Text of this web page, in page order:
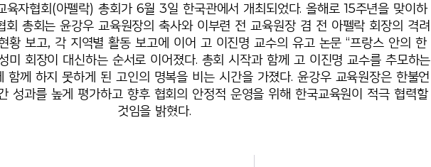
자협회(아펠락) 총회가 6월 3일 한국관에서 개최되었다. 올해로 15주년을 맞이하
회 총회는 윤강우 교육원장의 축사와 이부련 전 교육원장 겸 전 아펠락 회장의 격려
황 보고, 각 지역별 활동 보고에 이어 고 이진명 교수의 유고 논문 “프랑스 안의 한
미 회장이 대신하는 순서로 이어졌다. 총회 시작과 함께 고 이진명 교수를 추모하는
함께 하지 못하게 된 고인의 명복을 비는 시간을 가졌다. 윤강우 교육원장은 한불언
성과를 높게 평가하고 향후 협회의 안정적 운영을 위해 한국교육원이 적극 협력할
것임을 밝혔다.